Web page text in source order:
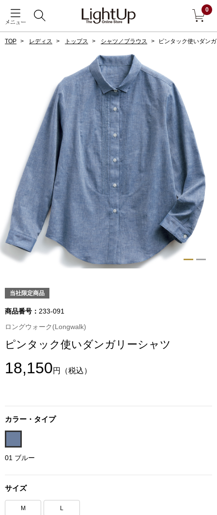
メニュー
0
すべて見る
ダーウェア
アクセサリー
ン雑貨
戻る
アウター
ジャケット
コート
ブルゾン
その他
トップス
Tシャツ／カッ
その他
TOP レディス トップス シャツ／ブラウス ピンタック使いダン
当社限定商品
商品番号： 233-091
ロングウォーク(Longwalk)
ピンタック使いダンガリーシャツ
18,150円 （税込）
カラー・タイプ
01 ブルー
サイズ
M L